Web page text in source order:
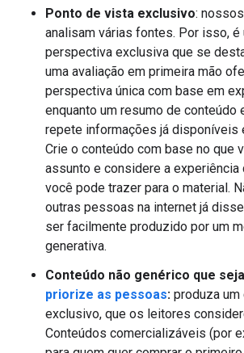
Ponto de vista exclusivo:
analisam várias fontes. Por isso, é
perspectiva exclusiva que se
uma avaliação em primeira mão
perspectiva única com base em
enquanto um resumo de conteúdo
repete informações já disponíveis
Crie o conteúdo com base no que
assunto e considere a experiência
você pode trazer para o material.
outras pessoas na internet já
ser facilmente produzido por um
generativa.
Conteúdo não genérico que seja
priorize as pessoas: produza um
exclusivo, que os leitores
Conteúdos comercializáveis (por